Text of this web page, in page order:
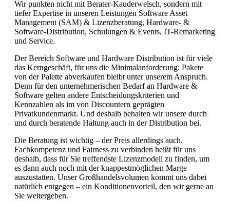
Wir punkten nicht mit Berater-Kauderwelsch, sondern mit
tiefer Expertise in unseren Leistungen Software Asset
Management (SAM) & Lizenzberatung, Hardware- &
Software-Distribution, Schulungen & Events, IT-Remarketing
und Service.
Der Bereich Software und Hardware Distribution ist für viele
das Kerngeschäft, für uns die Minimalanforderung: Pakete
von der Palette abverkaufen bleibt unter unserem Anspruch.
Denn für den unternehmerischen Bedarf an Hardware &
Software gelten andere Entscheidungskriterien und
Kennzahlen als im von Discountern geprägten
Privatkundenmarkt. Und deshalb behalten wir unsere durch
und durch beratende Haltung auch in der Distribution bei.
Die Beratung ist wichtig – der Preis allerdings auch.
Fachkompetenz und Fairness zu verbinden heißt für uns
deshalb, dass für Sie treffendste Lizenzmodell zu finden, um
es dann auch noch mit der knappestmöglichen Marge
auszustatten. Unser Großhandelsvolumen kommt uns dabei
natürlich entgegen – ein Konditionenvorteil, den wir gerne an
Sie weitergeben.